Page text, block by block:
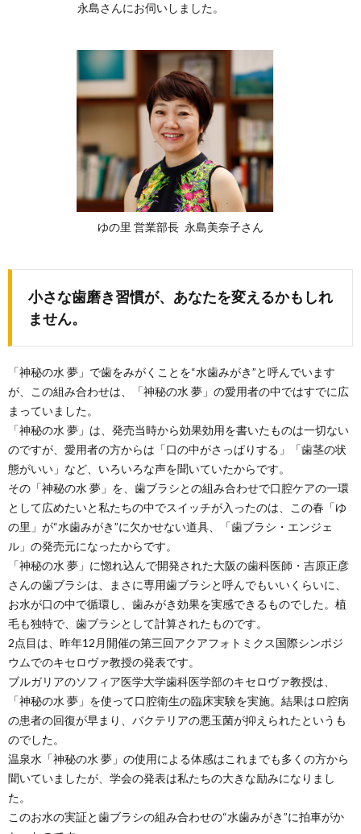
永島さんにお伺いしました。
ゆの里 営業部長 永島美奈子さん
小さな歯磨き習慣が、あなたを変えるかもしれ
ません。
「神秘の水 夢」で歯をみがくことを“水歯みがき”と呼んでいます
が、この組み合わせは、「神秘の水 夢」の愛用者の中ではすでに広
まっていました。
「神秘の水 夢」は、発売当時から効果効用を書いたものは一切ない
のですが、愛用者の方からは「口の中がさっぱりする」「歯茎の状
態がいい」など、いろいろな声を聞いていたからです。
その「神秘の水 夢」を、歯ブラシとの組み合わせで口腔ケアの一環
として広めたいと私たちの中でスイッチが入ったのは、この春「ゆ
の里」が“水歯みがき”に欠かせない道具、「歯ブラシ・エンジェ
ル」の発売元になったからです。
「神秘の水 夢」に惚れ込んで開発された大阪の歯科医師・吉原正彦
さんの歯ブラシは、まさに専用歯ブラシと呼んでもいいくらいに、
お水が口の中で循環し、歯みがき効果を実感できるものでした。植
毛も独特で、歯ブラシとして計算されたものです。
2点目は、昨年12月開催の第三回アクアフォトミクス国際シンポジ
ウムでのキセロヴァ教授の発表です。
ブルガリアのソフィア医学大学歯科医学部のキセロヴァ教授は、
「神秘の水 夢」を使って口腔衛生の臨床実験を実施。結果はロ腔病
の患者の回復が早まり、バクテリアの悪玉菌が抑えられたというも
のでした。
温泉水「神秘の水 夢」の使用による体感はこれまでも多くの方から
聞いていましたが、学会の発表は私たちの大きな励みになりまし
た。
このお水の実証と歯ブラシの組み合わせの“水歯みがき”に拍車がか